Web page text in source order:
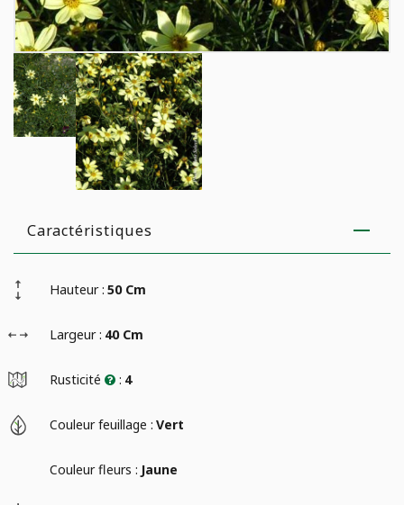
Caractéristiques
Hauteur : 50 Cm
Largeur : 40 Cm
Rusticité : 4
Couleur feuillage : Vert
Couleur fleurs : Jaune